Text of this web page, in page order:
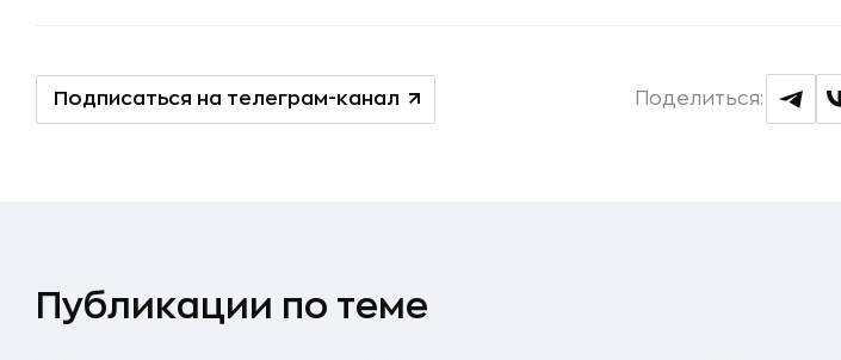
Подписаться на телеграм-канал Поделиться:
Публикации по теме